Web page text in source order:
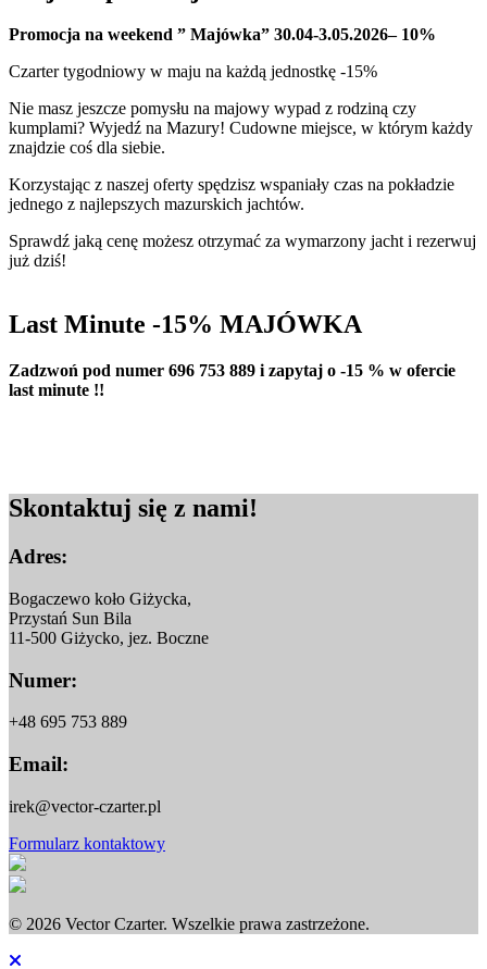
Promocja na weekend ” Majówka” 30.04-3.05.2026– 10%
Czarter tygodniowy w maju na każdą jednostkę -15%
Nie masz jeszcze pomysłu na majowy wypad z rodziną czy
kumplami? Wyjedź na Mazury! Cudowne miejsce, w którym każdy
znajdzie coś dla siebie.
Korzystając z naszej oferty spędzisz wspaniały czas na pokładzie
jednego z najlepszych mazurskich jachtów.
Sprawdź jaką cenę możesz otrzymać za wymarzony jacht i rezerwuj
już dziś!
Last Minute -15% MAJÓWKA
Zadzwoń pod numer 696 753 889 i zapytaj o -15 % w ofercie
last minute !!
Skontaktuj się z nami!
Adres:
Bogaczewo koło Giżycka,
Przystań Sun Bila
11-500 Giżycko, jez. Boczne
Numer:
+48 695 753 889
Email:
irek@vector-czarter.pl
Formularz kontaktowy
© 2026 Vector Czarter. Wszelkie prawa zastrzeżone.